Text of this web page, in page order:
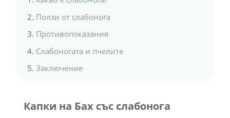
Ползи от слабонога
Противопоказания
Слабоногата и пчелите
Заключение
Капки на Бах със слабонога